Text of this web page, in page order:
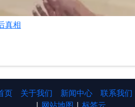
真相
页 关于我们 新闻中心
联系我们